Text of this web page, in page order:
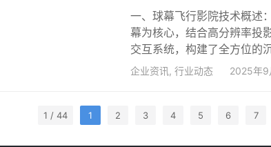
一、球幕飞行影院技术概述
幕为核心，结合高分辨率投
交互系统，构建了全方位的
企业资讯 , 行业动态 2025年9
1 / 44 1 2 3 4 5 6 7